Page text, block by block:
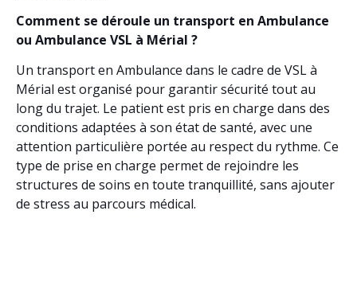
Comment se déroule un transport en Ambulance
ou Ambulance VSL à Mérial ?
Un transport en Ambulance dans le cadre de VSL à
Mérial est organisé pour garantir sécurité tout au
long du trajet. Le patient est pris en charge dans des
conditions adaptées à son état de santé, avec une
attention particulière portée au respect du rythme. Ce
type de prise en charge permet de rejoindre les
structures de soins en toute tranquillité, sans ajouter
de stress au parcours médical.